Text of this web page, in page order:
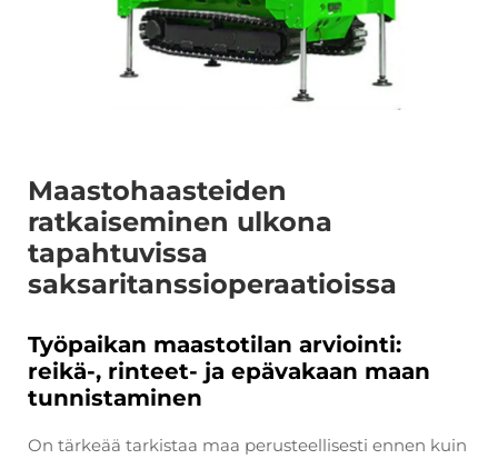
Maastohaasteiden
ratkaiseminen ulkona
tapahtuvissa
saksaritanssioperaatioissa
Työpaikan maastotilan arviointi:
reikä-, rinteet- ja epävakaan maan
tunnistaminen
On tärkeää tarkistaa maa perusteellisesti ennen kuin